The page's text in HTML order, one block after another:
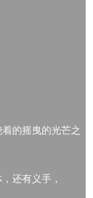
的摇曳的光芒之
还有义手，